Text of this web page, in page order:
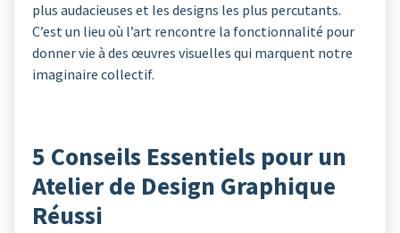
plus audacieuses et les designs les plus percutants.
C’est un lieu où l’art rencontre la fonctionnalité pour
donner vie à des œuvres visuelles qui marquent notre
imaginaire collectif.
5 Conseils Essentiels pour un
Atelier de Design Graphique
Réussi